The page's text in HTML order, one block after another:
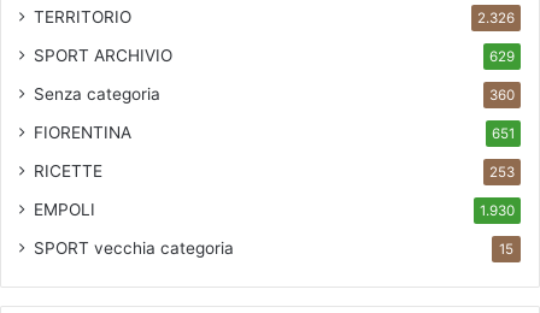
TERRITORIO 2.326
SPORT ARCHIVIO 629
Senza categoria 360
FIORENTINA 651
RICETTE 253
EMPOLI 1.930
SPORT vecchia categoria 15